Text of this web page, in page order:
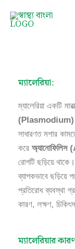
ম্যালেরিয়া:
ম্যালেরিয়া একটি
(Plasmodium)
সাধারণত মশার
করে
রোগটি ছড়িয়ে
ব্যাপকভাবে ছড়িয়ে
প্রতিরোধ ব্যবস্থা
কারণ, লক্ষণ,
ম্যালেরিয়ার